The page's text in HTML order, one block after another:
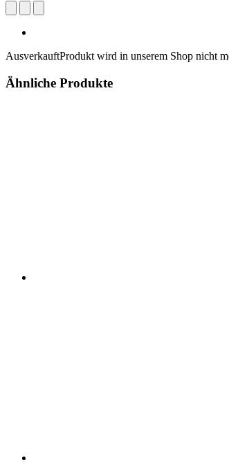
AusverkauftProdukt wird in unserem Shop nicht
Ähnliche Produkte